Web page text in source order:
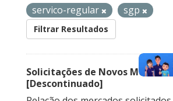
servico-regular
sgp
Filtrar Resultados
Solicitações de Novos
[Descontinuado]